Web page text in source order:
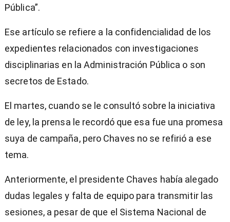
Pública”.
Ese artículo se refiere a la confidencialidad de los
expedientes relacionados con investigaciones
disciplinarias en la Administración Pública o son
secretos de Estado.
El martes, cuando se le consultó sobre la iniciativa
de ley, la prensa le recordó que esa fue una promesa
suya de campaña, pero Chaves no se refirió a ese
tema.
Anteriormente, el presidente Chaves había alegado
dudas legales y falta de equipo para transmitir las
sesiones, a pesar de que el Sistema Nacional de